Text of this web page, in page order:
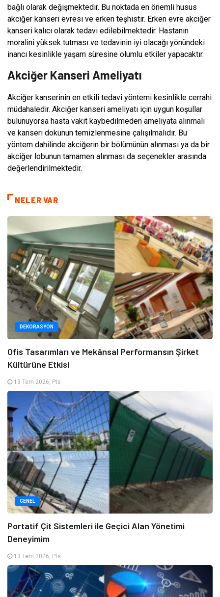
bağlı olarak değişmektedir. Bu noktada en önemli husus
akciğer kanseri evresi ve erken teşhistir. Erken evre akciğer
kanseri kalıcı olarak tedavi edilebilmektedir. Hastanın
moralini yüksek tutması ve tedavinin iyi olacağı yönündeki
inancı kesinlikle yaşam süresine olumlu etkiler yapacaktır.
Akciğer Kanseri Ameliyatı
Akciğer kanserinin en etkili tedavi yöntemi kesinlikle cerrahi
müdahaledir. Akciğer kanseri ameliyatı için uygun koşullar
bulunuyorsa hasta vakit kaybedilmeden ameliyata alınmalı
ve kanseri dokunun temizlenmesine çalışılmalıdır. Bu
yöntem dahilinde akciğerin bir bölümünün alınması ya da bir
akciğer lobunun tamamen alınması da seçenekler arasında
değerlendirilmektedir.
NELER VAR
DEKORASYON
Ofis Tasarımları ve Mekânsal Performansın Şirket
Kültürüne Etkisi
13 Tem 2026, Pts
GENEL
Portatif Çit Sistemleri ile Geçici Alan Yönetimi
Deneyimim
13 Tem 2026, Pts